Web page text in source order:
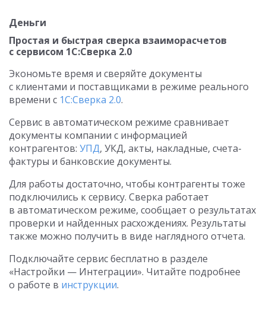
Деньги
Простая и быстрая сверка взаиморасчетов
с сервисом 1С:Сверка 2.0
Экономьте время и сверяйте документы
с клиентами и поставщиками в режиме реального
времени с 1С:Сверка 2.0.
Сервис в автоматическом режиме сравнивает
документы компании с информацией
контрагентов: УПД, УКД, акты, накладные, счета-
фактуры и банковские документы.
Для работы достаточно, чтобы контрагенты тоже
подключились к сервису. Сверка работает
в автоматическом режиме, сообщает о результатах
проверки и найденных расхождениях. Результаты
также можно получить в виде наглядного отчета.
Подключайте сервис бесплатно в разделе
«Настройки — Интеграции». Читайте подробнее
о работе в инструкции.